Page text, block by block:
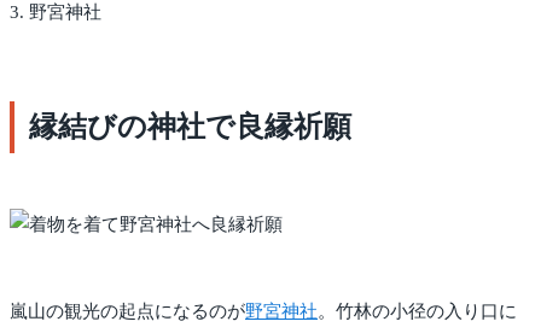
3. 野宮神社
縁結びの神社で良縁祈願
嵐山の観光の起点になるのが野宮神社。竹林の小径の入り口に